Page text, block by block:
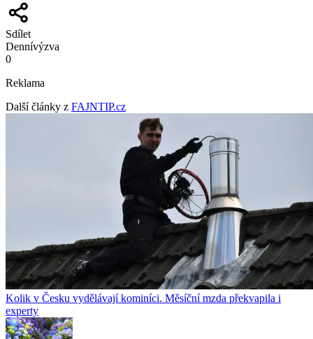
Sdílet
Dennívýzva
0
Reklama
Další články z FAJNTIP.cz
Kolik v Česku vydělávají kominíci. Měsíční mzda překvapila i
experty